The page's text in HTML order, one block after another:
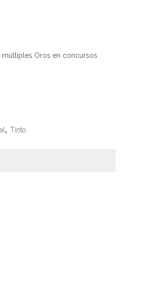
múltiples Oros en concursos
, Tinto